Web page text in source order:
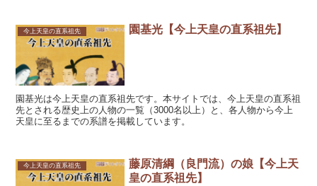
今上天皇の直系祖先 園基光【今上天皇の直系祖先】
園基光は今上天皇の直系祖先です。本サイトでは、今上天皇の直系祖
先とされる歴史上の人物の一覧（3000名以上）と、各人物から今上
天皇に至るまでの系譜を掲載しています。
今上天皇の直系祖先
藤原清綱（良門流）の娘【今上天
皇の直系祖先】